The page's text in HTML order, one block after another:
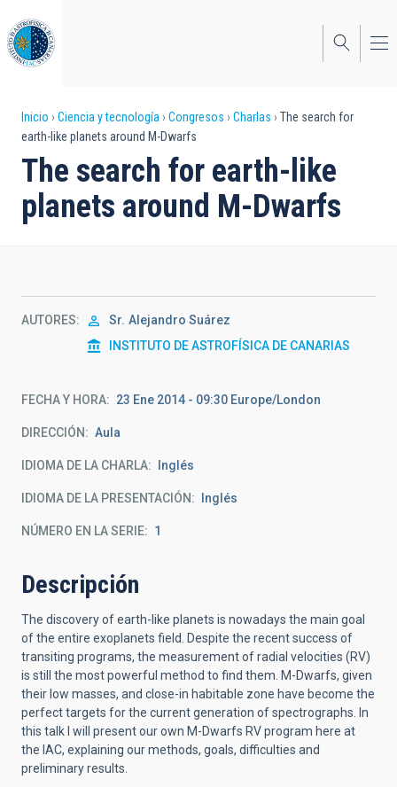
al
contenido
principal
Sobrescribir
enlaces
de
ayuda
navegación
Inicio Ciencia y tecnología Congresos Charlas
The search for
earth-like planets around M-Dwarfs
The search for earth-like
planets around M-Dwarfs
AUTORES Sr. Alejandro Suárez
INSTITUTO DE ASTROFÍSICA DE CANARIAS
FECHA Y HORA 23 Ene 2014 - 09:30 Europe/London
DIRECCIÓN Aula
IDIOMA DE LA CHARLA Inglés
IDIOMA DE LA PRESENTACIÓN Inglés
NÚMERO EN LA SERIE 1
Descripción
The discovery of earth-like planets is nowadays the main goal
of the entire exoplanets field. Despite the recent success of
transiting programs, the measurement of radial velocities (RV)
is still the most powerful method to find them. M-Dwarfs, given
their low masses, and close-in habitable zone have become the
perfect targets for the current generation of spectrographs. In
this talk I will present our own M-Dwarfs RV program here at
the IAC, explaining our methods, goals, difficulties and
preliminary results.